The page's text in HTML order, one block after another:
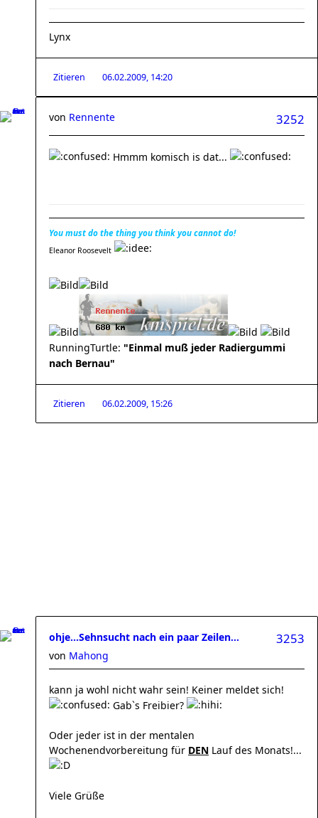
Lynx
Zitieren 06.02.2009, 14:20
3252
von Rennente
Hmmm komisch is dat...
You must do the thing you think you cannot do!
Eleanor Roosevelt
RunningTurtle: "Einmal muß jeder Radiergummi
nach Bernau"
Zitieren 06.02.2009, 15:26
ohje...Sehnsucht nach ein paar Zeilen... 3253
von Mahong
kann ja wohl nicht wahr sein! Keiner meldet sich!
Gab`s Freibier?
Oder jeder ist in der mentalen
Wochenendvorbereitung für DEN Lauf des Monats!...
Viele Grüße